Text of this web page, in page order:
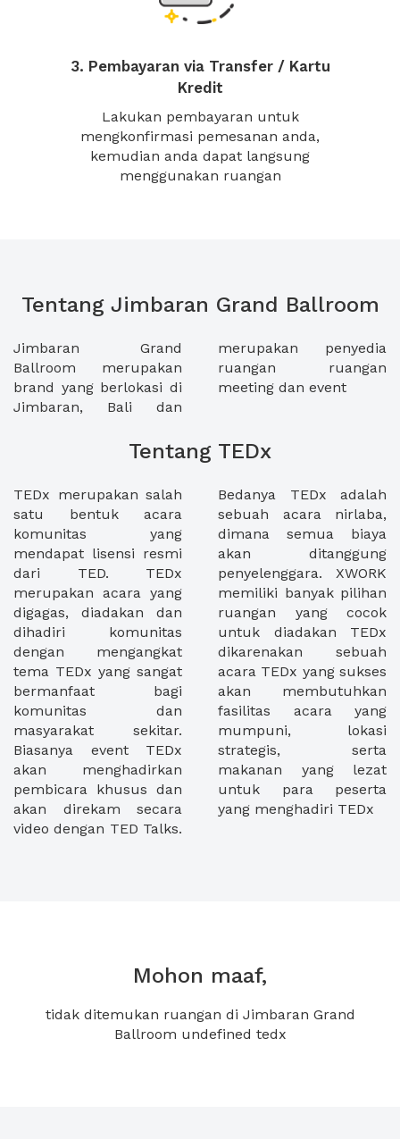
3. Pembayaran via Transfer / Kartu
Kredit
Lakukan pembayaran untuk
mengkonfirmasi pemesanan anda,
kemudian anda dapat langsung
menggunakan ruangan
Tentang Jimbaran Grand Ballroom
Jimbaran Grand
Ballroom merupakan
brand yang berlokasi di
Jimbaran, Bali dan
merupakan penyedia
ruangan ruangan
meeting dan event
Tentang TEDx
TEDx merupakan salah
satu bentuk acara
komunitas yang
mendapat lisensi resmi
dari TED. TEDx
merupakan acara yang
digagas, diadakan dan
dihadiri komunitas
dengan mengangkat
tema TEDx yang sangat
bermanfaat bagi
komunitas dan
masyarakat sekitar.
Biasanya event TEDx
akan menghadirkan
pembicara khusus dan
akan direkam secara
video dengan TED Talks.
Bedanya TEDx adalah
sebuah acara nirlaba,
dimana semua biaya
akan ditanggung
penyelenggara. XWORK
memiliki banyak pilihan
ruangan yang cocok
untuk diadakan TEDx
dikarenakan sebuah
acara TEDx yang sukses
akan membutuhkan
fasilitas acara yang
mumpuni, lokasi
strategis, serta
makanan yang lezat
untuk para peserta
yang menghadiri TEDx
Mohon maaf,
tidak ditemukan ruangan di Jimbaran Grand
Ballroom undefined tedx